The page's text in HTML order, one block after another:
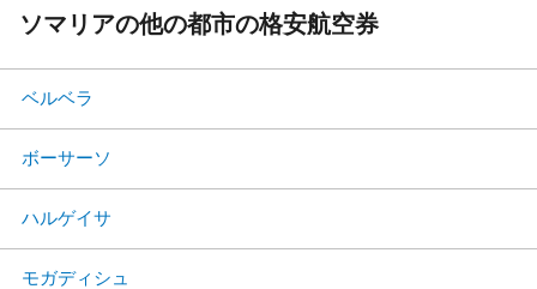
ソマリアの他の都市の格安航空券
ベルベラ
ボーサーソ
ハルゲイサ
モガディシュ